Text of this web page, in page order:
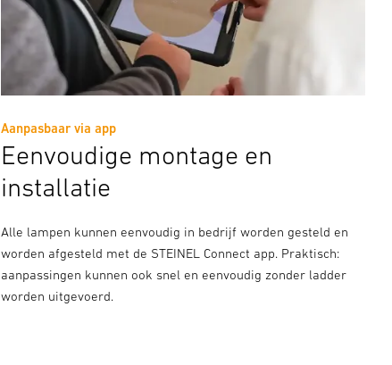
Aanpasbaar via app
Eenvoudige montage en
installatie
Alle lampen kunnen eenvoudig in bedrijf worden gesteld en
worden afgesteld met de STEINEL Connect app. Praktisch:
aanpassingen kunnen ook snel en eenvoudig zonder ladder
worden uitgevoerd.